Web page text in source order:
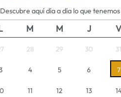
Descubre aquí día a día lo que
M M J V
28 29 30 31
4 5 6 7
11 12 13